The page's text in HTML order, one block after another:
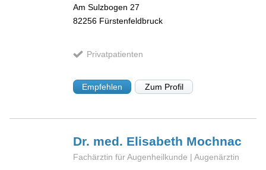
Am Sulzbogen 27
82256 Fürstenfeldbruck
Privatpatienten
Empfehlen Zum Profil
Dr. med. Elisabeth Mochnac
Fachärztin für Augenheilkunde | Augenärztin